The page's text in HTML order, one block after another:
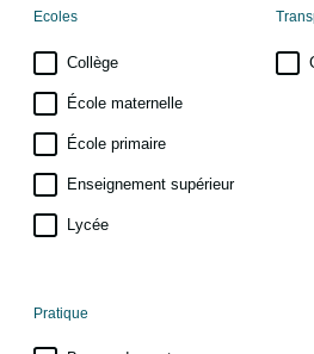
Ecoles
Collège
École maternelle
École primaire
Enseignement supérieur
Lycée
Pratique